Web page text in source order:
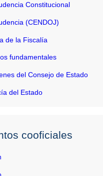
Constitucional
(CENDOJ)
de la Fiscalía
fundamentales
del Consejo de Estado
del Estado
cooficiales